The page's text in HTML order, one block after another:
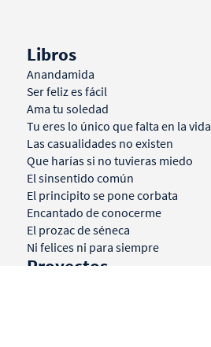
Libros
Anandamida
Ser feliz es fácil
Ama tu soledad
Tu eres lo único que falta en la vida
Las casualidades no existen
Que harías si no tuvieras miedo
El sinsentido común
El principito se pone corbata
Encantado de conocerme
El prozac de séneca
Ni felices ni para siempre
Proyectos